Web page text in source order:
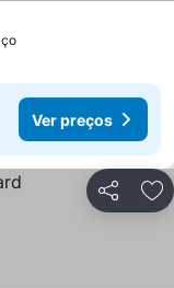
Ver preços
Partilhar